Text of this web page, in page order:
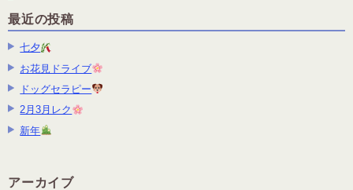
最近の投稿
七夕
お花見ドライブ
ドッグセラピー
2月3月レク
新年
アーカイブ